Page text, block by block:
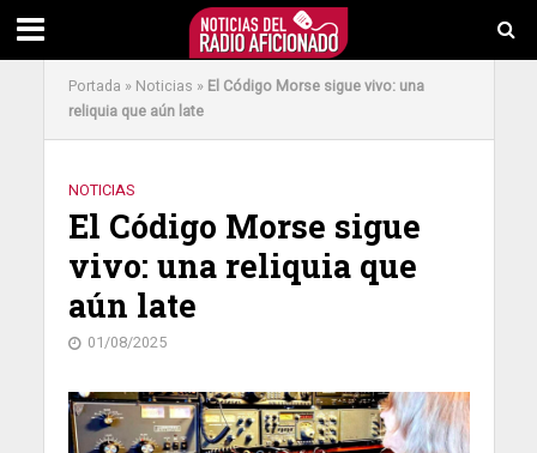
Portada » Noticias » El Código Morse sigue vivo: una
reliquia que aún late
NOTICIAS
El Código Morse sigue
vivo: una reliquia que
aún late
01/08/2025